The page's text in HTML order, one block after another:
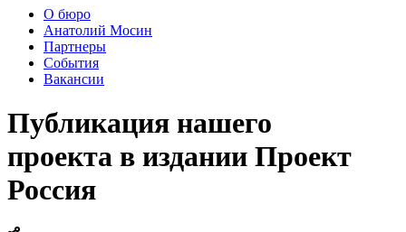
О бюро
Анатолий Мосин
Партнеры
События
Вакансии
Публикация нашего
проекта в издании Проект
Россия